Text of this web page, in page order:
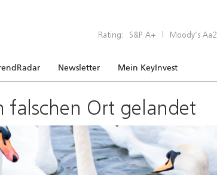
Rating: S&P A+ | Moody’s Aa2
Newsletter Mein KeyInvest
falschen Ort gelandet